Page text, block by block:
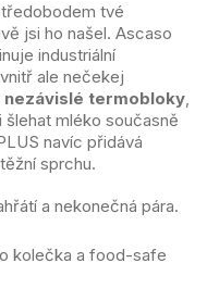
tvé
jsi ho našel. Ascaso
industriální
ale nečekej
nezávislé termobloky,
mléko současně
navíc přidává
sprchu.
a nekonečná pára.
kolečka a food-safe